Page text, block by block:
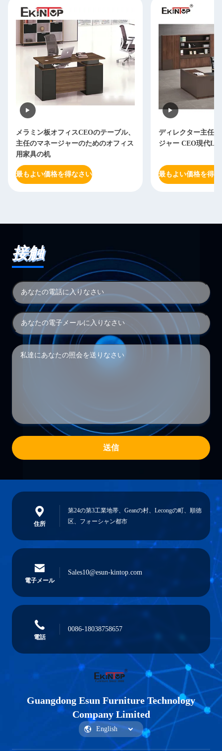
メラミン板オフィスCEOのテーブル、
主任のマネージャーのためのオフィス
用家具の机
最もよい価格を得なさい
ディレクター主任
ジャー CEO現代L
最もよい価格を得
接触
送信
住所
第24の第3工業地帯、Geanの村、Lecongの町、順徳
区、フォーシャン都市
電子メール
Sales10@esun-kintop.com
電話
0086-18038758657
Guangdong Esun Furniture Technology
Company Limited